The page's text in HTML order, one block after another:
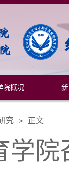
院概况
究 > 正文
学院